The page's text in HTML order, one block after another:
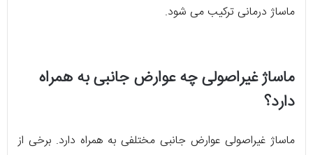
ماساژ درمانی ترکیب می شود.
ماساژ غیراصولی چه عوارض جانبی به همراه
دارد؟
ماساژ غیراصولی عوارض جانبی مختلفی به همراه دارد. برخی از